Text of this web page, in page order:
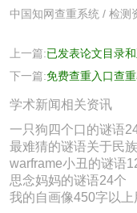
中国知网查重系统 / 检测
上一篇:已发表论文目录
下一篇:免费查重入口查
学术新闻相关资讯
一只狗四个口的谜语
最难猜的谜语关于民
warframe小丑的谜语
思念妈妈的谜语24个
我的自画像450字以